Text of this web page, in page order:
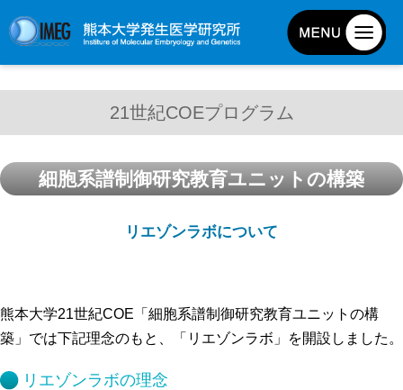
基本目標と基本方針
パンフレット
研究不正防止対策
災害対策
21世紀COEプログラム
細胞系譜制御研究教育ユニットの構築
リエゾンラボについて
熊本大学21世紀COE「細胞系譜制御研究教育ユニットの構
築」では下記理念のもと、「リエゾンラボ」を開設しました。
リエゾンラボの理念